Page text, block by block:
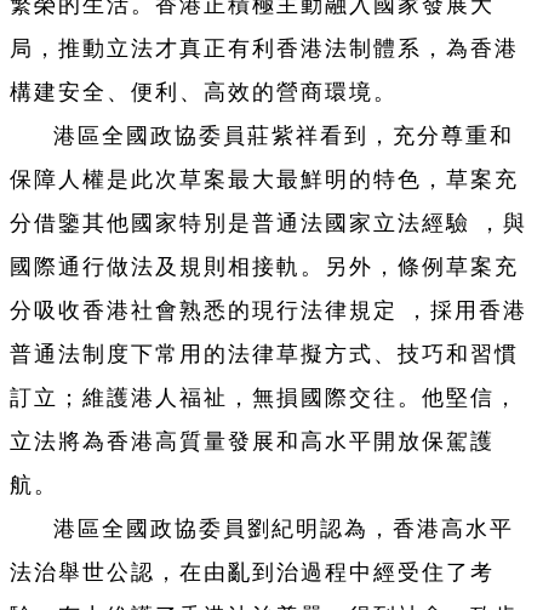
繁榮的生活。香港正積極主動融入國家發展大
局，推動立法才真正有利香港法制體系，為香港
構建安全、便利、高效的營商環境。
港區全國政協委員莊紫祥看到，充分尊重和
保障人權是此次草案最大最鮮明的特色，草案充
分借鑒其他國家特別是普通法國家立法經驗 ，與
國際通行做法及規則相接軌。另外，條例草案充
分吸收香港社會熟悉的現行法律規定 ，採用香港
普通法制度下常用的法律草擬方式、技巧和習慣
訂立；維護港人福祉，無損國際交往。他堅信，
立法將為香港高質量發展和高水平開放保駕護
航。
港區全國政協委員劉紀明認為，香港高水平
法治舉世公認，在由亂到治過程中經受住了考